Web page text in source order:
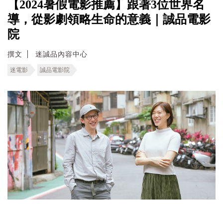
【2024暑假電影推薦】跟著3位世界名
導，從影劇領略生命的意義｜誠品電影
院
撰文 迷誠品內容中心
迷電影 誠品電影院